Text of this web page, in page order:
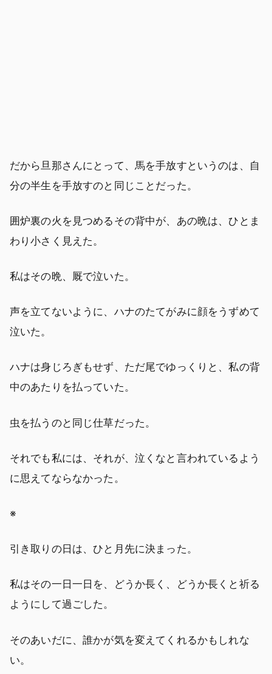
だから旦那さんにとって、馬を手放すというのは、自
分の半生を手放すのと同じことだった。
囲炉裏の火を見つめるその背中が、あの晩は、ひとま
わり小さく見えた。
私はその晩、厩で泣いた。
声を立てないように、ハナのたてがみに顔をうずめて
泣いた。
ハナは身じろぎもせず、ただ尾でゆっくりと、私の背
中のあたりを払っていた。
虫を払うのと同じ仕草だった。
それでも私には、それが、泣くなと言われているよう
に思えてならなかった。
※
引き取りの日は、ひと月先に決まった。
私はその一日一日を、どうか長く、どうか長くと祈る
ようにして過ごした。
そのあいだに、誰かが気を変えてくれるかもしれな
い。